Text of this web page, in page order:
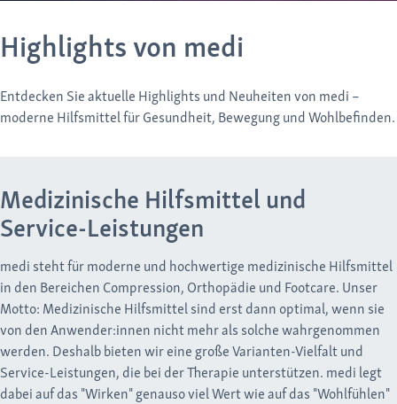
Highlights von medi
Entdecken Sie aktuelle Highlights und Neuheiten von medi –
moderne Hilfsmittel für Gesundheit, Bewegung und Wohlbefinden.
Medizinische Hilfsmittel und
Service-Leistungen
medi steht für moderne und hochwertige medizinische Hilfsmittel
in den Bereichen Compression, Orthopädie und Footcare. Unser
Motto: Medizinische Hilfsmittel sind erst dann optimal, wenn sie
von den Anwender:innen nicht mehr als solche wahrgenommen
werden. Deshalb bieten wir eine große Varianten-Vielfalt und
Service-Leistungen, die bei der Therapie unterstützen. medi legt
dabei auf das "Wirken" genauso viel Wert wie auf das "Wohlfühlen"